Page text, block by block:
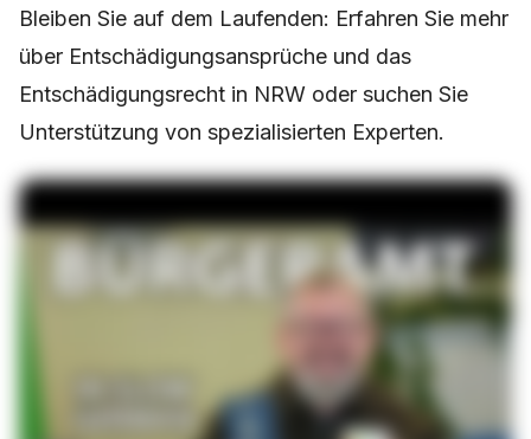
Bleiben Sie auf dem Laufenden: Erfahren Sie mehr
über Entschädigungsansprüche und das
Entschädigungsrecht in NRW oder suchen Sie
Unterstützung von spezialisierten Experten.